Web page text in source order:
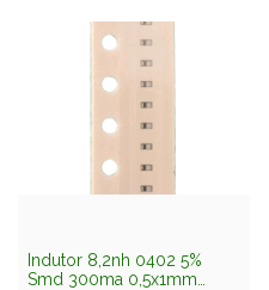
Indutor 8,2nh 0402 5%
Smd 300ma 0,5x1mm